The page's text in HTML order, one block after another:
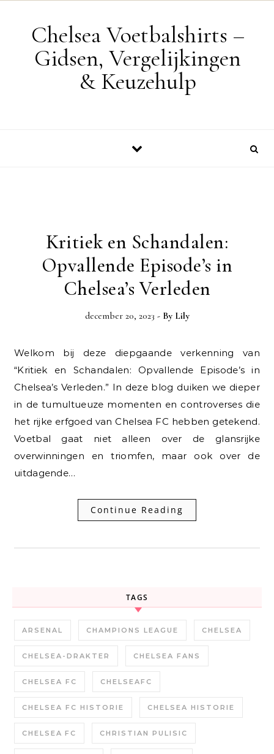
Chelsea Voetbalshirts –
Gidsen, Vergelijkingen
& Keuzehulp
Kritiek en Schandalen:
Opvallende Episode’s in
Chelsea’s Verleden
december 20, 2023 - By Lily
Welkom bij deze diepgaande verkenning van
“Kritiek en Schandalen: Opvallende Episode’s in
Chelsea’s Verleden.” In deze blog duiken we dieper
in de tumultueuze momenten en controverses die
het rijke erfgoed van Chelsea FC hebben getekend.
Voetbal gaat niet alleen over de glansrijke
overwinningen en triomfen, maar ook over de
uitdagende…
Continue Reading
TAGS
ARSENAL CHAMPIONS LEAGUE CHELSEA
CHELSEA-DRAKTER CHELSEA FANS
CHELSEA FC CHELSEAFC
CHELSEA FC HISTORIE CHELSEA HISTORIE
CHELSEA FC CHRISTIAN PULISIC